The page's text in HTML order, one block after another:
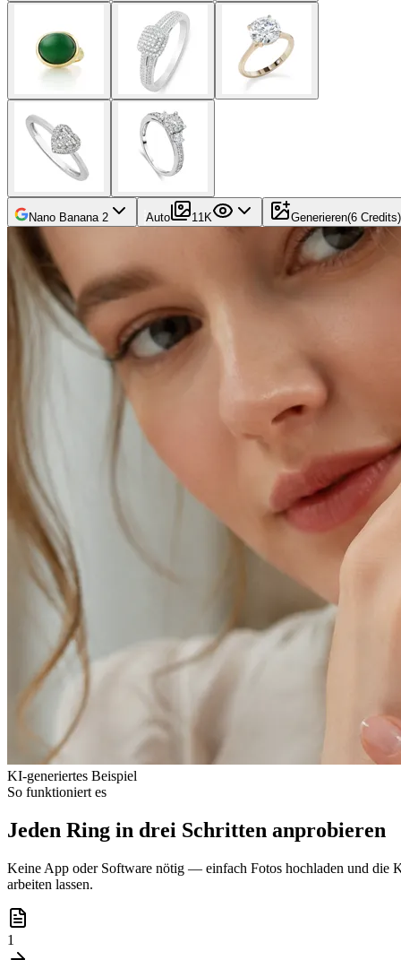
Nano Banana 2 Auto 1 1K Generieren(6 Credits)
KI-generiertes Beispiel
So funktioniert es
Jeden Ring in drei Schritten anprobieren
Keine App oder Software nötig — einfach Fotos hochladen und die
arbeiten lassen.
1